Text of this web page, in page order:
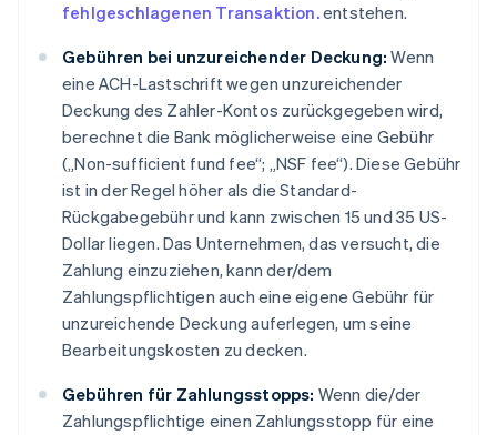
fehlgeschlagenen Transaktion.entstehen.
Gebühren bei unzureichender Deckung: Wenn
eine ACH-Lastschrift wegen unzureichender
Deckung des Zahler-Kontos zurückgegeben wird,
berechnet die Bank möglicherweise eine Gebühr
(„Non-sufficient fund fee“; „NSF fee“). Diese Gebühr
ist in der Regel höher als die Standard-
Rückgabegebühr und kann zwischen 15 und 35 US-
Dollar liegen. Das Unternehmen, das versucht, die
Zahlung einzuziehen, kann der/dem
Zahlungspflichtigen auch eine eigene Gebühr für
unzureichende Deckung auferlegen, um seine
Bearbeitungskosten zu decken.
Gebühren für Zahlungsstopps: Wenn die/der
Zahlungspflichtige einen Zahlungsstopp für eine